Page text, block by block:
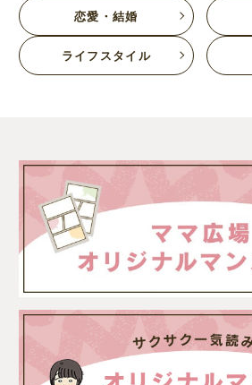
恋愛・結婚
ライフスタイル